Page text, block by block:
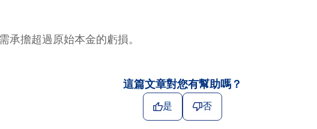
承擔超過原始本金的虧損。
這篇文章對您有幫助嗎？
是 否